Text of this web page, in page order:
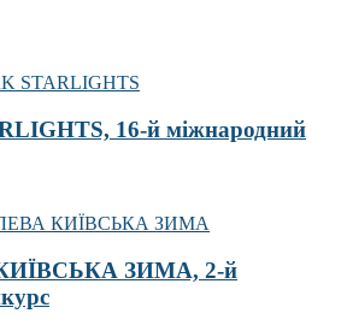
16-й міжнародний
ЗИМА, 2-й